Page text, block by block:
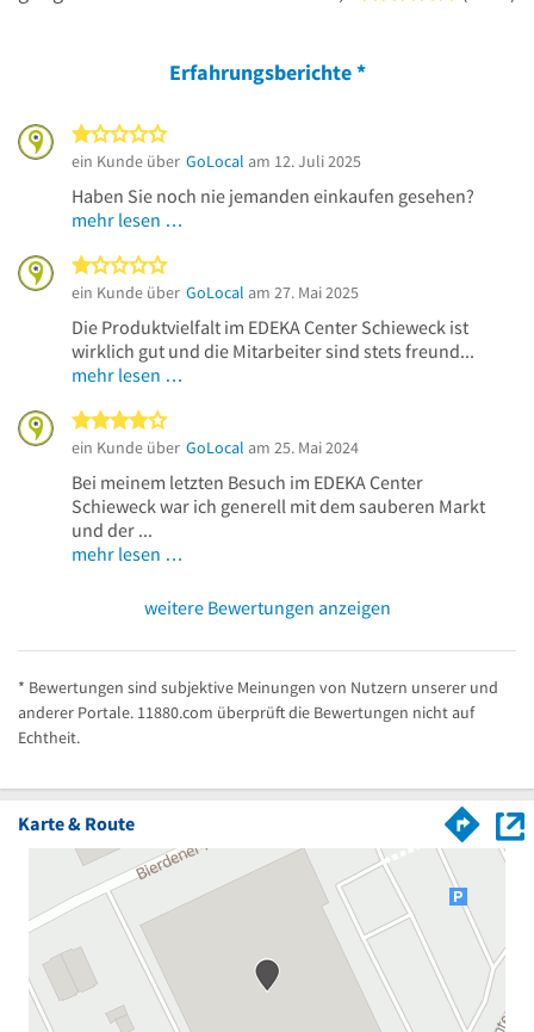
Erfahrungsberichte*
ein Kunde über GoLocal am 12. Juli 2025
Haben Sie noch nie jemanden einkaufen gesehen?
mehr lesen …
ein Kunde über GoLocal am 27. Mai 2025
Die Produktvielfalt im EDEKA Center Schieweck ist
wirklich gut und die Mitarbeiter sind stets freund...
mehr lesen …
ein Kunde über GoLocal am 25. Mai 2024
Bei meinem letzten Besuch im EDEKA Center
Schieweck war ich generell mit dem sauberen Markt
und der ...
mehr lesen …
weitere Bewertungen anzeigen
* Bewertungen sind subjektive Meinungen von Nutzern unserer und
anderer Portale. 11880.com überprüft die Bewertungen nicht auf
Echtheit.
Karte & Route